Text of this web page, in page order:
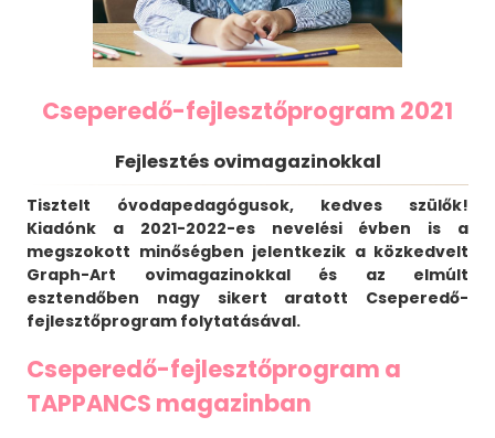
Cseperedő-fejlesztőprogram 2021
Fejlesztés ovimagazinokkal
Tisztelt óvodapedagógusok, kedves szülők!
Kiadónk a 2021-2022-es nevelési évben is a
megszokott minőségben jelentkezik a közkedvelt
Graph-Art ovimagazinokkal és az elmúlt
esztendőben nagy sikert aratott Cseperedő-
fejlesztőprogram folytatásával.
Cseperedő-fejlesztőprogram a
TAPPANCS magazinban